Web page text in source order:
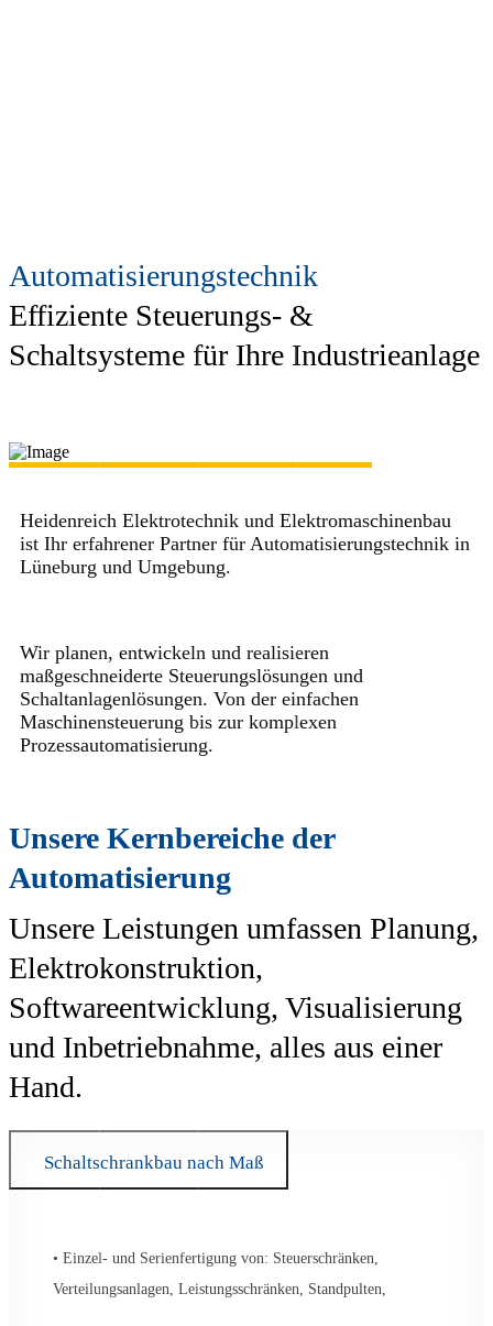
Automatisierungstechnik
Effiziente Steuerungs- &
Schaltsysteme für Ihre Industrieanlage
Heidenreich Elektrotechnik und Elektromaschinenbau
ist Ihr erfahrener Partner für Automatisierungstechnik in
Lüneburg und Umgebung.
Wir planen, entwickeln und realisieren
maßgeschneiderte Steuerungslösungen und
Schaltanlagenlösungen. Von der einfachen
Maschinensteuerung bis zur komplexen
Prozessautomatisierung.
Unsere Kernbereiche der
Automatisierung
Unsere Leistungen umfassen Planung,
Elektrokonstruktion,
Softwareentwicklung, Visualisierung
und Inbetriebnahme, alles aus einer
Hand.
Schaltschrankbau nach Maß
• Einzel- und Serienfertigung von: Steuerschränken,
Verteilungsanlagen, Leistungsschränken, Standpulten,